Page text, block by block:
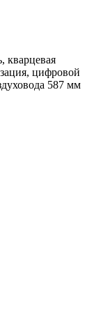
цифровой
587 мм